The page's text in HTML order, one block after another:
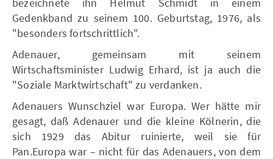
Gedenkband zu seinem 100. Geburtstag, 1976, als
"besonders fortschrittlich".
Adenauer, gemeinsam mit seinem
Wirtschaftsminister Ludwig Erhard, ist ja auch die
"Soziale Marktwirtschaft" zu verdanken.
Adenauers Wunschziel war Europa. Wer hätte mir
gesagt, daß Adenauer und die kleine Kölnerin, die
sich 1929 das Abitur ruinierte, weil sie für
Pan.Europa war – nicht für das Adenauers, von dem